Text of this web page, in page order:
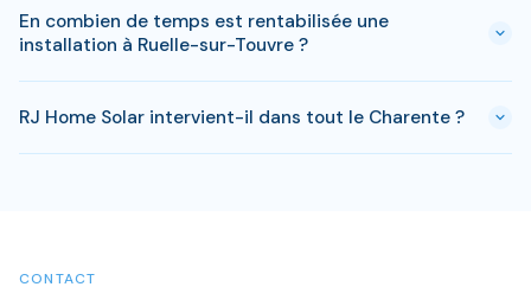
installation standard de 3 kWc.
à Ruelle-sur-Touvre. Si votre bien est classé ou en zone
protégée en Charente, des règles spécifiques peuvent
s'appliquer. RJ Home Solar gère toutes ces démarches sans
surcoût.
En combien de temps est rentabilisée une
installation à Ruelle-sur-Touvre ?
investissement est atteint en 8-10 ans pour une installation
standard. L'electricite produite est ensuite quasi gratuite
RJ Home Solar intervient-il dans tout le Charente ?
CONTACT